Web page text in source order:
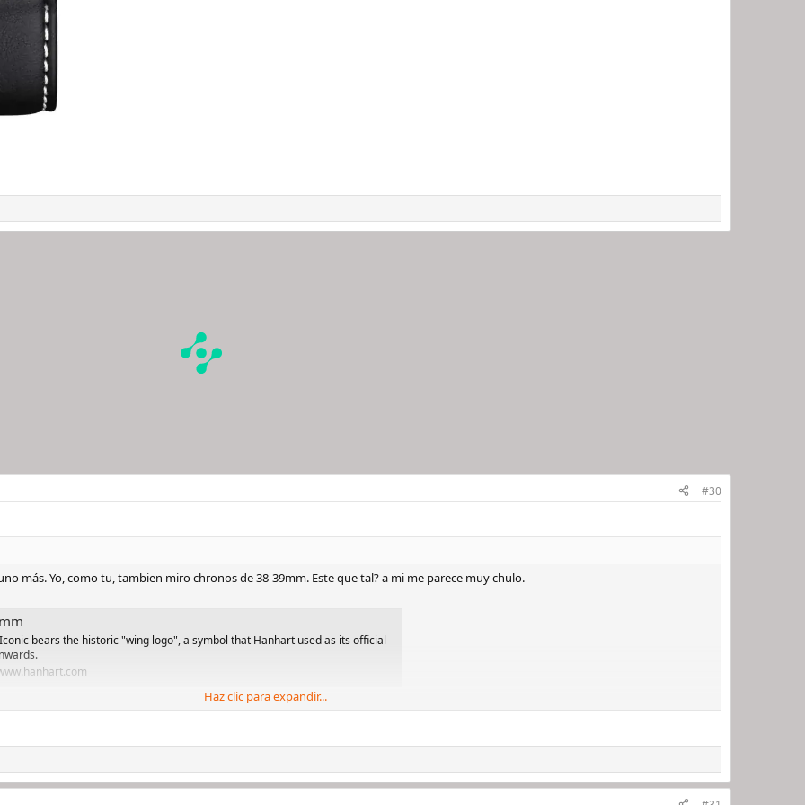
#30
más. Yo, como tu, tambien miro chronos de 38-39mm. Este que tal? a mi me parece muy chulo.
bears the historic "wing logo", a symbol that Hanhart used as its official
Haz clic para expandir...